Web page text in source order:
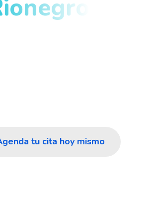
Oriente
tu cita hoy mismo